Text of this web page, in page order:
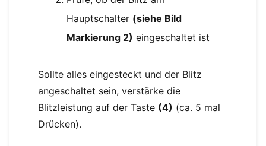
Hauptschalter (siehe Bild
Markierung 2) eingeschaltet ist
Sollte alles eingesteckt und der Blitz
angeschaltet sein, verstärke die
Blitzleistung auf der Taste (4) (ca. 5 mal
Drücken).